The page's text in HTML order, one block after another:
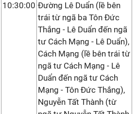
10:30:00 Đường Lê Duẩn (lề bên
trái từ ngã ba Tôn Đức
Thắng - Lê Duẩn đến ngã
tư Cách Mạng - Lê Duẩn),
Cách Mạng (lề bên trái từ
ngã tư Cách Mạng - Lê
Duẩn đến ngã tư Cách
Mạng - Tôn Đức Thắng),
Nguyễn Tất Thành (từ